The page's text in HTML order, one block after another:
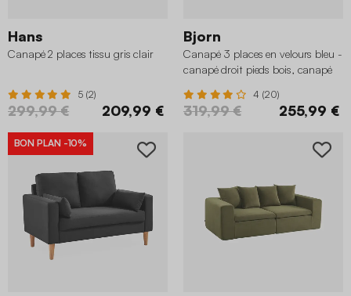
Hans
Canapé 2 places tissu gris clair
5 (2)
299,99 € 209,99 €
Bjorn
Canapé 3 places en velours bleu -
canapé droit pieds bois, canapé
4 (20)
319,99 € 255,99 €
BON PLAN -10%